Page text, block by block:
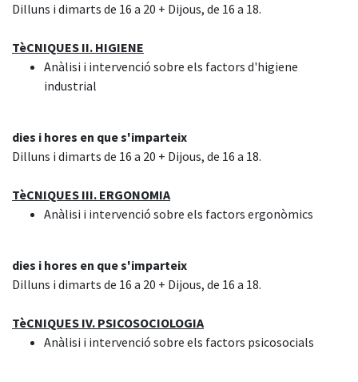
Dilluns i dimarts de 16 a 20 + Dijous, de 16 a 18.
TèCNIQUES II. HIGIENE
Anàlisi i intervenció sobre els factors d'higiene
industrial
dies i hores en que s'imparteix
Dilluns i dimarts de 16 a 20 + Dijous, de 16 a 18.
TèCNIQUES III. ERGONOMIA
Anàlisi i intervenció sobre els factors ergonòmics
dies i hores en que s'imparteix
Dilluns i dimarts de 16 a 20 + Dijous, de 16 a 18.
TèCNIQUES IV. PSICOSOCIOLOGIA
Anàlisi i intervenció sobre els factors psicosocials